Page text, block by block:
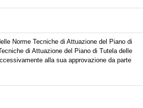
Norme Tecniche di Attuazione del Piano di
di Attuazione del Piano di Tutela delle
alla sua approvazione da parte